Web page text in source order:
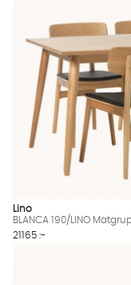
Lino
BLANCA 190/LINO
21165 :-